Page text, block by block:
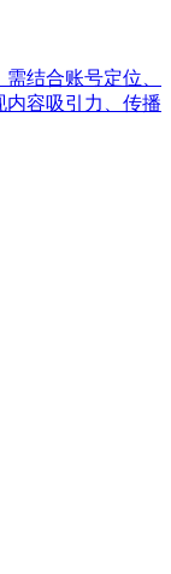
结合账号定位、
内容吸引力、传播